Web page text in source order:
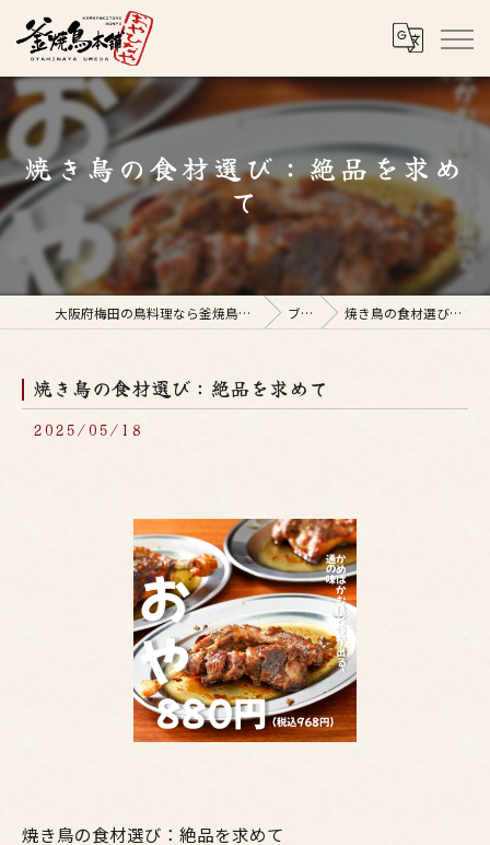
焼き鳥の食材選び：絶品を求め
て
大阪府梅田の鳥料理なら釜焼鳥本舗おやひなや 梅田店 ブログ 焼き鳥の食材選び：絶品を求めて
焼き鳥の食材選び：絶品を求めて
2025/05/18
焼き鳥の食材選び：絶品を求めて